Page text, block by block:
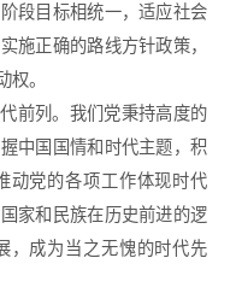
段目标相统一，适应社会
施正确的路线方针政策，
。
列。我们党秉持高度的
中国国情和时代主题，积
动党的各项工作体现时代
家和民族在历史前进的逻
，成为当之无愧的时代先